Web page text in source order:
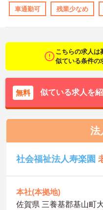
車通勤可 残業少なめ
こちらの求人は
似ている条件の
無料 似ている求人を
法
社会福祉法人寿楽園
本社(本拠地)
佐賀県 三養基郡基山町